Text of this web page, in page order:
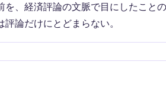
を、経済評論の文脈で目にしたこと
評論だけにとどまらない。